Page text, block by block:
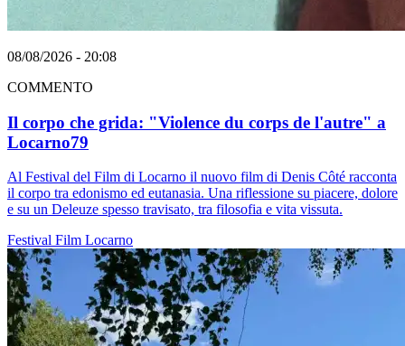
08/08/2026 - 20:08
COMMENTO
Il corpo che grida: "Violence du corps de l'autre" a
Locarno79
Al Festival del Film di Locarno il nuovo film di Denis Côté racconta
il corpo tra edonismo ed eutanasia. Una riflessione su piacere, dolore
e su un Deleuze spesso travisato, tra filosofia e vita vissuta.
Festival Film Locarno